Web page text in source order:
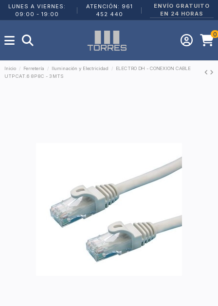
LUNES A VIERNES:
09:00 - 19:00
ATENCIÓN: 961
452 440
ENVÍO GRATUITO
EN 24 HORAS
0
Inicio Ferretería Iluminación y Electricidad
ELECTRO DH - CONEXION CABLE
UTP CAT.6 8P 8C - 3 MTS